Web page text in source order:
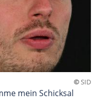
©SID
mein Schicksal